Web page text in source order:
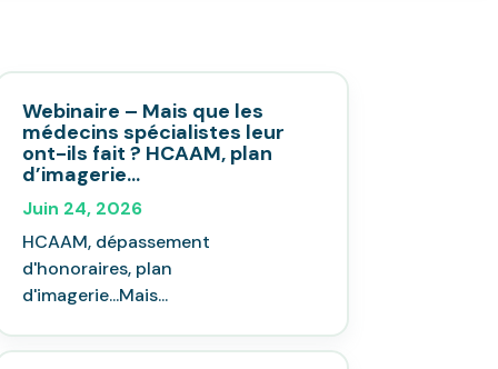
Webinaire – Mais que les
médecins spécialistes leur
ont-ils fait ? HCAAM, plan
d’imagerie…
Juin 24, 2026
HCAAM, dépassement
d'honoraires, plan
d'imagerie...Mais...